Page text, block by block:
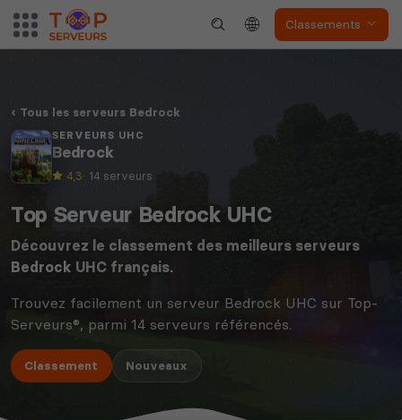
Classements
Tous les serveurs Bedrock
SERVEURS UHC
Bedrock
4,3· 14 serveurs
Top Serveur Bedrock UHC
Découvrez le classement des meilleurs serveurs
Bedrock UHC français.
Trouvez facilement un serveur Bedrock UHC sur Top-
Serveurs®, parmi 14 serveurs référencés.
Classement Nouveaux